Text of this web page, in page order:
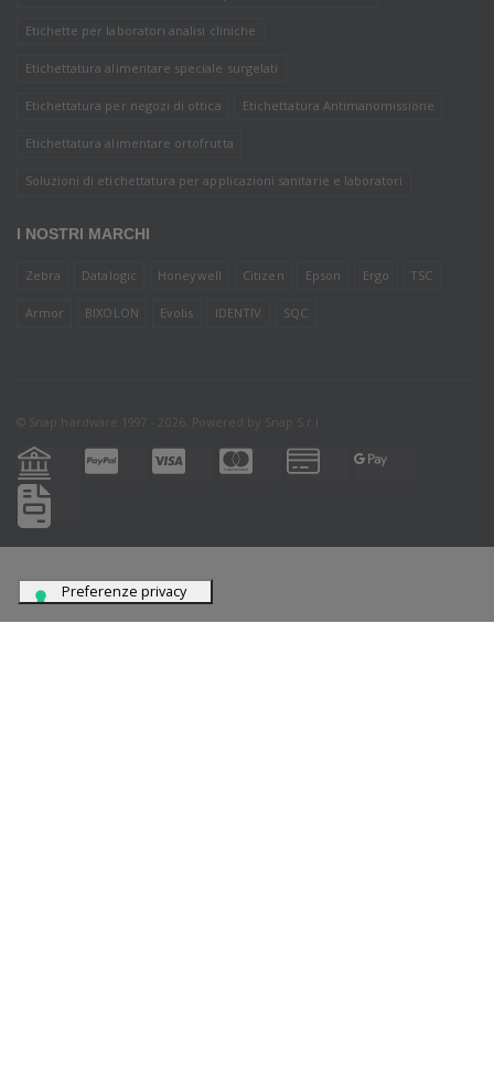
Etichette per laboratori analisi cliniche
Etichettatura alimentare speciale surgelati
Etichettatura per negozi di ottica Etichettatura Antimanomissione
Etichettatura alimentare ortofrutta
Soluzioni di etichettatura per applicazioni sanitarie e laboratori
I NOSTRI MARCHI
Zebra Datalogic Honeywell Citizen Epson Ergo TSC
Armor BIXOLON Evolis IDENTIV SQC
© Snap hardware 1997 - 2026. Powered by Snap S.r.l.